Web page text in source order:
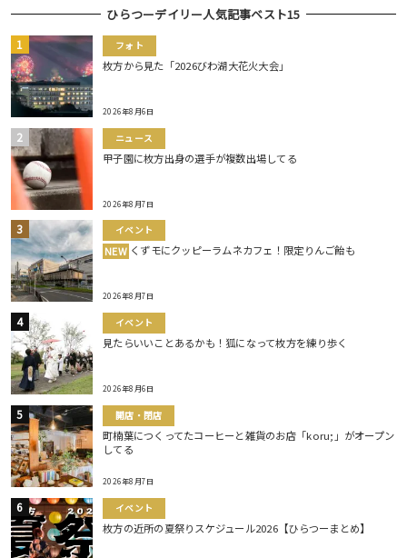
ひらつーデイリー人気記事ベスト15
フォト
枚方から見た「2026びわ湖大花火大会」
2026年8月6日
ニュース
甲子園に枚方出身の選手が複数出場してる
2026年8月7日
イベント
NEW くずモにクッピーラムネカフェ！限定りんご飴も
2026年8月7日
イベント
見たらいいことあるかも！狐になって枚方を練り歩く
2026年8月6日
開店・閉店
町楠葉につくってたコーヒーと雑貨のお店「koru;」がオープン
してる
2026年8月7日
イベント
枚方の近所の夏祭りスケジュール2026【ひらつーまとめ】